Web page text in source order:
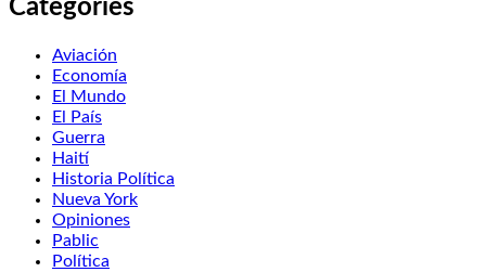
Categories
Aviación
Economía
El Mundo
El País
Guerra
Haití
Historia Política
Nueva York
Opiniones
Pablic
Política